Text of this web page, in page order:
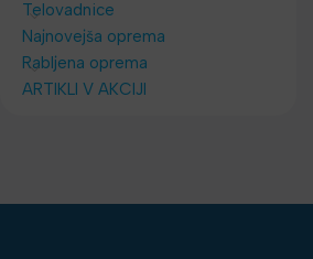
Telovadnice
Najnovejša oprema
Rabljena oprema
ARTIKLI V AKCIJI